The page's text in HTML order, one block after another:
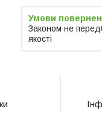
Законом не
якості